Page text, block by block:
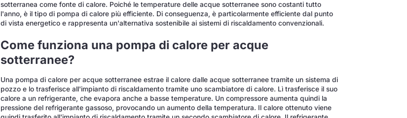
sotterranea come fonte di calore. Poiché le temperature delle acque sotterranee sono costanti tutto
l'anno, è il tipo di pompa di calore più efficiente. Di conseguenza, è particolarmente efficiente dal punto
di vista energetico e rappresenta un'alternativa sostenibile ai sistemi di riscaldamento convenzionali.
Come funziona una pompa di calore per acque
sotterranee?
Una pompa di calore per acque sotterranee estrae il calore dalle acque sotterranee tramite un sistema di
pozzo e lo trasferisce all'impianto di riscaldamento tramite uno scambiatore di calore. Lì trasferisce il suo
calore a un refrigerante, che evapora anche a basse temperature. Un compressore aumenta quindi la
pressione del refrigerante gassoso, provocando un aumento della temperatura. Il calore ottenuto viene